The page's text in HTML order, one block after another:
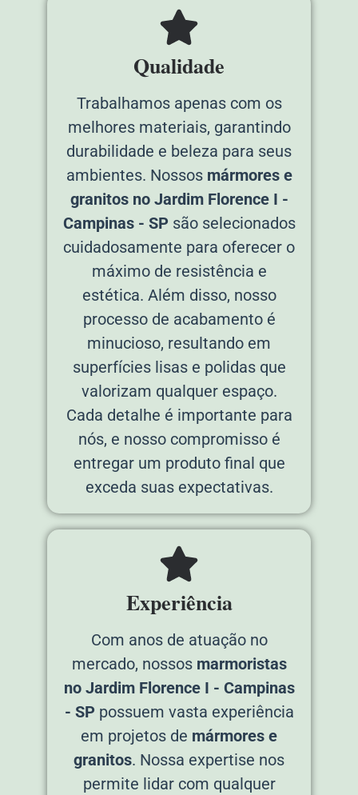
Qualidade
Trabalhamos apenas com os
melhores materiais, garantindo
durabilidade e beleza para seus
ambientes. Nossos mármores e
granitos no Jardim Florence I -
Campinas - SP são selecionados
cuidadosamente para oferecer o
máximo de resistência e
estética. Além disso, nosso
processo de acabamento é
minucioso, resultando em
superfícies lisas e polidas que
valorizam qualquer espaço.
Cada detalhe é importante para
nós, e nosso compromisso é
entregar um produto final que
exceda suas expectativas.
Experiência
Com anos de atuação no
mercado, nossos marmoristas
no Jardim Florence I - Campinas
- SP possuem vasta experiência
em projetos de mármores e
granitos. Nossa expertise nos
permite lidar com qualquer